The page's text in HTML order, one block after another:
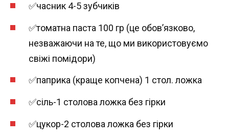
✅часник 4-5 зубчиків
✅томатна паста 100 гр (це обов’язково,
незважаючи на те, що ми використовуємо
свіжі помідори)
✅паприка (краще копчена) 1 стол. ложка
✅сіль-1 столова ложка без гірки
✅цукор-2 столова ложка без гірки